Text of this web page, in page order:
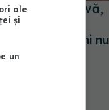
auditivă,
Sebastian
Trabant nimeni nu
ale
și
un